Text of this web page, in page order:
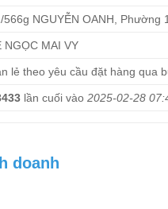
566g NGUYỄN OANH, Phường
NGỌC MAI VY
lẻ theo yêu cầu đặt hàng qua
lần cuối vào 2025-02-28
doanh